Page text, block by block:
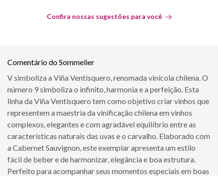
Confira nossas sugestões para você
Comentário do Sommelier
V simboliza a Viña Ventisquero, renomada vinícola chilena. O
número 9 simboliza o infinito, harmonia e a perfeição. Esta
linha da Viña Ventisquero tem como objetivo criar vinhos que
representem a maestria da vinificação chilena em vinhos
complexos, elegantes e com agradável equilíbrio entre as
características naturais das uvas e o carvalho. Elaborado com
a Cabernet Sauvignon, este exemplar apresenta um estilo
fácil de beber e de harmonizar, elegância e boa estrutura.
Perfeito para acompanhar seus momentos especiais em boas